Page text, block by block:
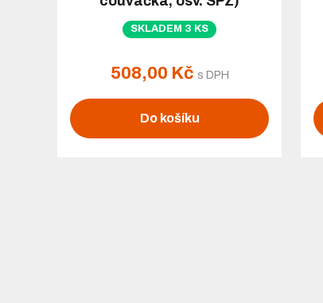
SKLADEM 3 KS
508,00 Kč s DPH
Do košíku